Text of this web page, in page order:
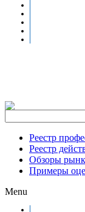
Реестр
Реестр
Обзоры
Примеры
Menu